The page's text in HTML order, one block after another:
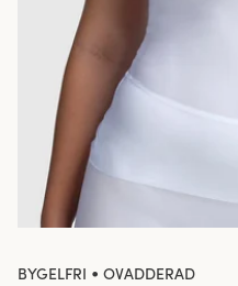
BYGELFRI • OVADDERAD